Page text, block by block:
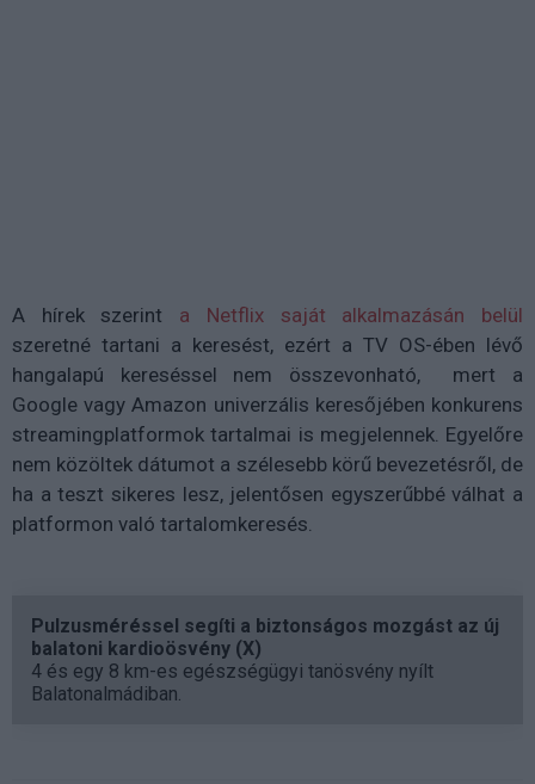
A hírek szerint a Netflix saját alkalmazásán belül
szeretné tartani a keresést, ezért a TV OS-ében lévő
hangalapú kereséssel nem összevonható, mert a
Google vagy Amazon univerzális keresőjében konkurens
streamingplatformok tartalmai is megjelennek. Egyelőre
nem közöltek dátumot a szélesebb körű bevezetésről, de
ha a teszt sikeres lesz, jelentősen egyszerűbbé válhat a
platformon való tartalomkeresés.
Pulzusméréssel segíti a biztonságos mozgást az új
balatoni kardioösvény (X)
4 és egy 8 km-es egészségügyi tanösvény nyílt
Balatonalmádiban.